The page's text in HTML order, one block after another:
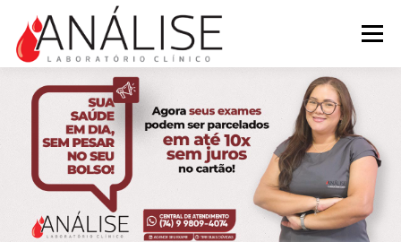
Pular para o conteúdo
Menu
INÍCIO EXAMES INFORMATIVO
ATENDIMENTO